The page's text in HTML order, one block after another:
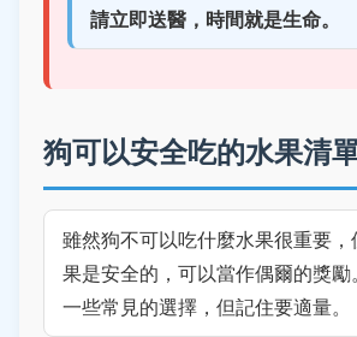
請立即送醫，時間就是生命。
狗可以安全吃的水果清
雖然狗不可以吃什麼水果很重要，
果是安全的，可以當作偶爾的獎勵
一些常見的選擇，但記住要適量。